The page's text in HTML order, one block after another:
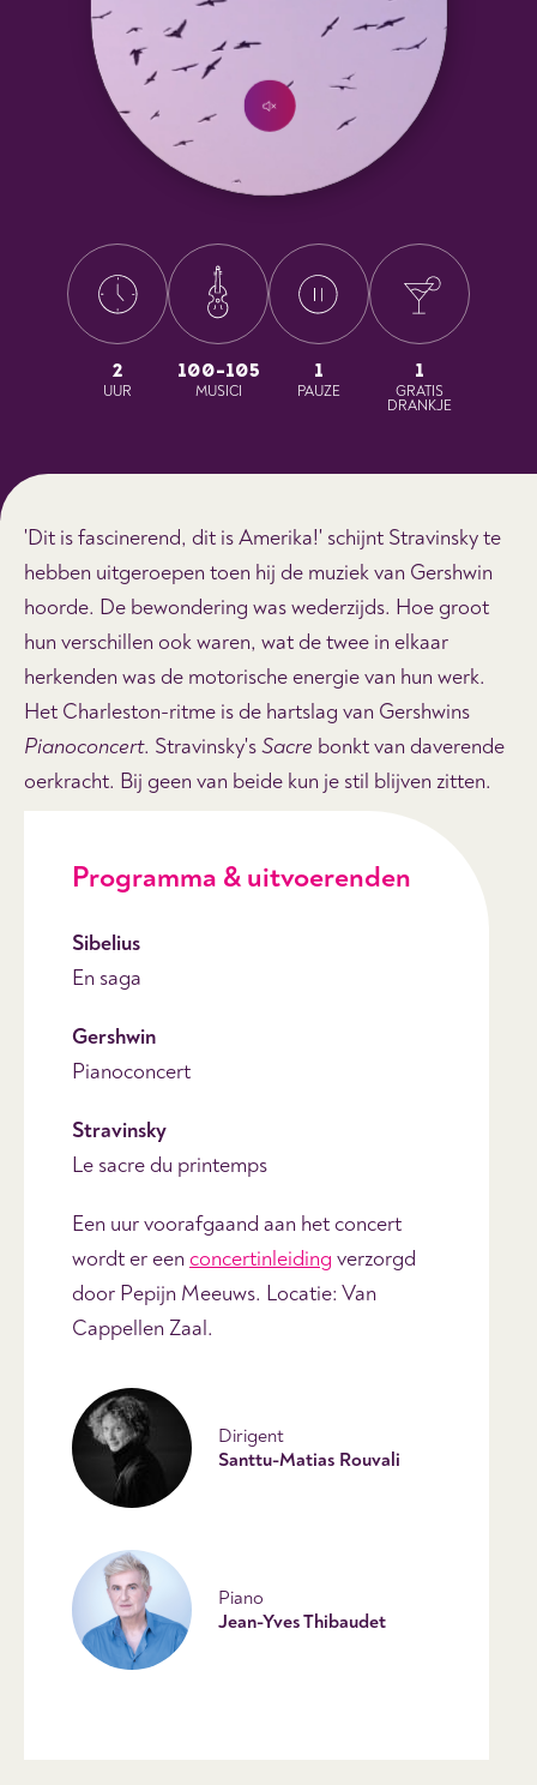
2
UUR
100-105
MUSICI
1
PAUZE
1
GRATIS
DRANKJE
'Dit is fascinerend, dit is Amerika!' schijnt Stravinsky te
hebben uitgeroepen toen hij de muziek van Gershwin
hoorde. De bewondering was wederzijds. Hoe groot
hun verschillen ook waren, wat de twee in elkaar
herkenden was de motorische energie van hun werk.
Het Charleston-ritme is de hartslag van Gershwins
Pianoconcert. Stravinsky'sSacre bonkt van daverende
oerkracht. Bij geen van beide kun je stil blijven zitten.
Programma & uitvoerenden
Sibelius
En saga
Gershwin
Pianoconcert
Stravinsky
Le sacre du printemps
Een uur voorafgaand aan het concert
wordt er een concertinleiding verzorgd
door Pepijn Meeuws. Locatie: Van
Cappellen Zaal.
Dirigent
Santtu-Matias Rouvali
Piano
Jean-Yves Thibaudet